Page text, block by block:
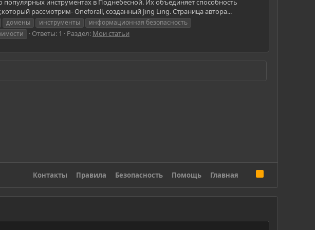
рассмотрим- Oneforall, созданный Jing Ling. Страница автора...
домены инструменты
информационная безопасность
Ответы: 1 Раздел: Мои статьи
Контакты Правила Безопасность Помощь Главная
S